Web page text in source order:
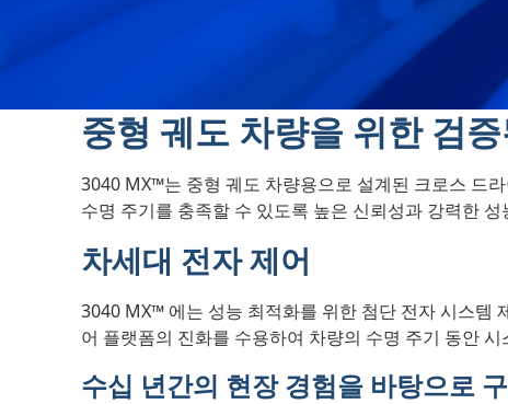
중형 궤도 차량을 위한 검
3040 MX™는 중형 궤도 차량용으로 설계된 크로스 드
수명 주기를 충족할 수 있도록 높은 신뢰성과 강력한
차세대 전자 제어
3040 MX™ 에는 성능 최적화를 위한 첨단 전자 시스템
어 플랫폼의 진화를 수용하여 차량의 수명 주기 동안
수십 년간의 현장 경험을 바탕으로